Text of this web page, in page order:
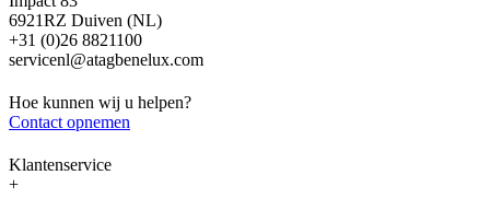
6921RZ Duiven (NL)
+31 (0)26 8821100
servicenl@atagbenelux.com
Hoe kunnen wij u helpen?
Contact opnemen
Klantenservice
+